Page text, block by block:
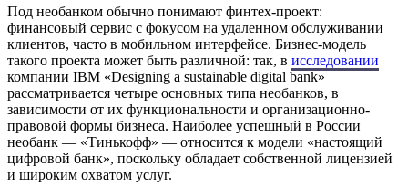
Под необанком обычно понимают финтех-проект:
финансовый сервис с фокусом на удаленном обслуживании
клиентов, часто в мобильном интерфейсе. Бизнес-модель
такого проекта может быть различной: так, в исследовании
компании IBM «Designing a sustainable digital bank»
рассматривается четыре основных типа необанков, в
зависимости от их функциональности и организационно-
правовой формы бизнеса. Наиболее успешный в России
необанк — «Тинькофф» — относится к модели «настоящий
цифровой банк», поскольку обладает собственной лицензией
и широким охватом услуг.